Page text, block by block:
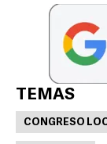
TEMAS
CONGRESO